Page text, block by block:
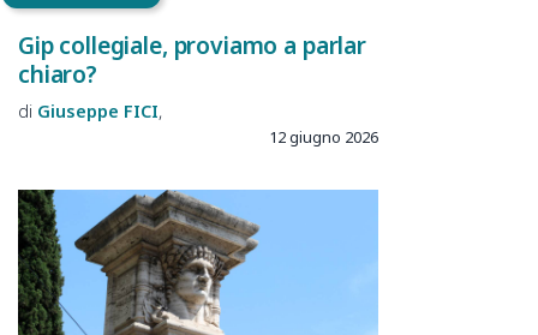
Gip collegiale, proviamo a parlar
chiaro?
Giuseppe FICI
12 giugno 2026